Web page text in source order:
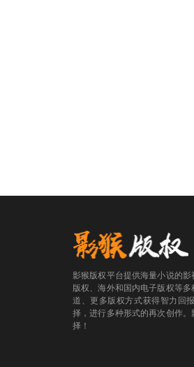
影猴版权平台提供海量小说的
版权、海外和国内电子版权等
道、更多版权方式获得智力回
择，进行多种形式的再次创作
择！